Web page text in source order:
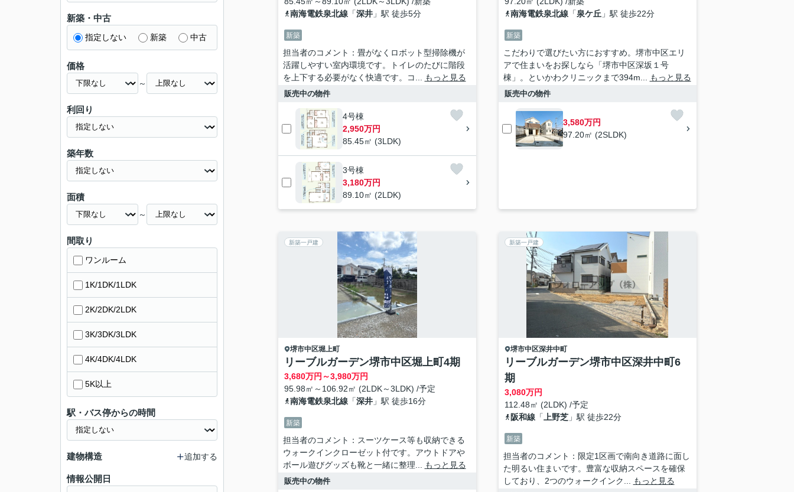
南海電鉄泉北線「深井」駅 徒歩5分
新築
担当者のコメント：畳がなくロボット型掃除機が
活躍しやすい室内環境です。トイレのたびに階段
を上下する必要がなく快適です。コ...
もっと見る
販売中の物件
4号棟
2,950万円
85.45㎡ (3LDK)
3号棟
3,180万円
89.10㎡ (2LDK)
南海電鉄泉北線「泉ケ丘 」駅 徒歩22分
新築
こだわりで選びたい方におすすめ。堺市中区エリ
アで住まいをお探しなら「堺市中区深坂１号
棟」。といかわクリニックまで394m...
もっと見る
販売中の物件
3,580万円
97.20㎡ (2SLDK)
新築一戸建
堺市中区堀上町
リーブルガーデン堺市中区堀上町4期
3,680万円～3,980万円
95.98㎡～106.92㎡ (2LDK～3LDK) /予定
南海電鉄泉北線「深井」駅 徒歩16分
新築
担当者のコメント：スーツケース等も収納できる
ウォークインクローゼット付です。アウトドアや
ボール遊びグッズも靴と一緒に整理...
もっと見る
販売中の物件
新築一戸建
堺市中区深井中町
リーブルガーデン堺市中区深井中町6
期
3,080万円
112.48㎡ (2LDK) /予定
阪和線「 上野芝」駅 徒歩22分
新築
担当者のコメント：限定1区画で南向き道路に面し
た明るい住まいです。豊富な収納スペースを確保
しており、2つのウォークインク...
もっと見る
新築・中古
指定しない 新築 中古
価格
～
利回り
築年数
面積
～
間取り
ワンルーム
1K/1DK/1LDK
2K/2DK/2LDK
3K/3DK/3LDK
4K/4DK/4LDK
5K以上
駅・バス停からの時間
建物構造 追加する
情報公開日